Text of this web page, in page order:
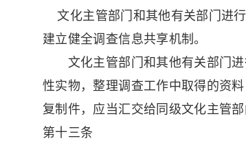
文化主管部门和其他有关部门进行
建立健全调查信息共享机制。
文化主管部门和其他有关部门进
性实物，整理调查工作中取得的资
复制件，应当汇交给同级文化主管部
第十三条